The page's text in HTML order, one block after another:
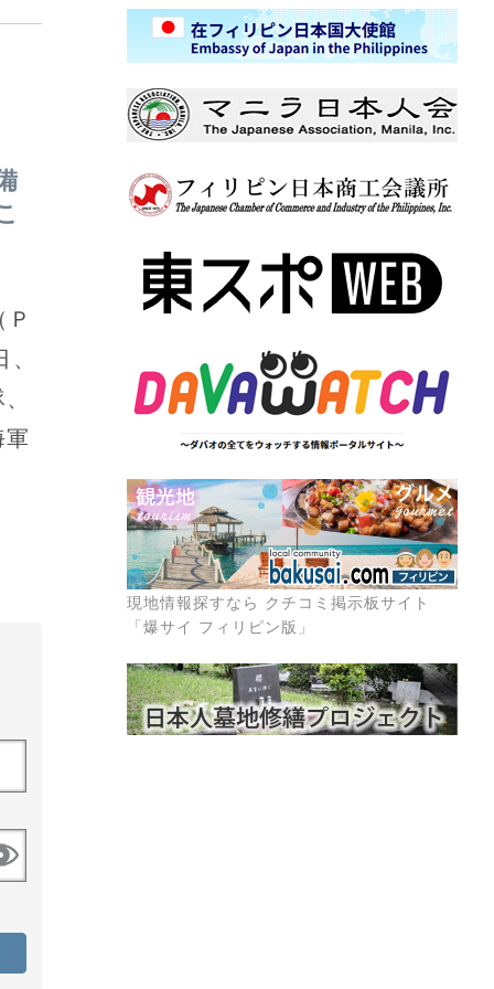
現地情報探すなら クチコミ掲示板サイト
「爆サイ フィリピン版」